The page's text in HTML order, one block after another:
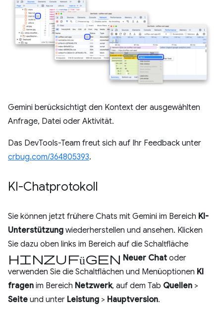
Gemini berücksichtigt den Kontext der ausgewählten
Anfrage, Datei oder Aktivität.
Das DevTools-Team freut sich auf Ihr Feedback unter
crbug.com/364805393.
KI-Chatprotokoll
Sie können jetzt frühere Chats mit Gemini im Bereich KI-
Unterstützung wiederherstellen und ansehen. Klicken
Sie dazu oben links im Bereich auf die Schaltfläche
Hinzufügen Neuer Chat oder
verwenden Sie die Schaltflächen und Menüoptionen KI
fragen im Bereich Netzwerk, auf dem Tab Quellen >
Seite und unter Leistung > Hauptversion.